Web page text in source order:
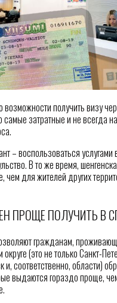
получить визу
самые затратные и не всегда
– воспользоваться услугами
В то же время,
для жителей других
ПРОЩЕ ПОЛУЧИТЬ В
гражданам,
(это не только Санкт-
соответственно, области)
выдаются гораздо проще,